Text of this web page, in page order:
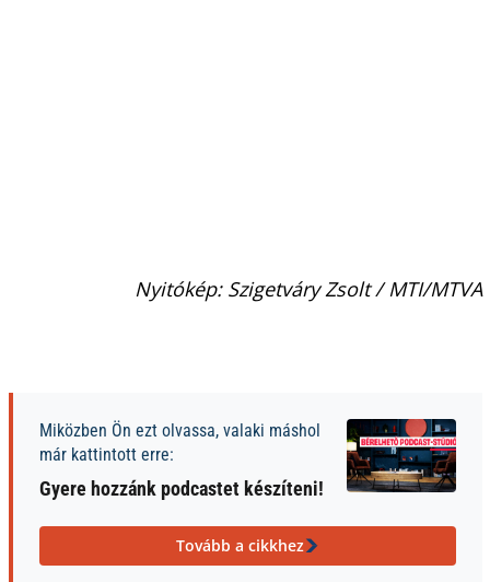
Nyitókép: Szigetváry Zsolt / MTI/MTVA
Miközben Ön ezt olvassa, valaki máshol
már kattintott erre:
Gyere hozzánk podcastet készíteni!
Tovább a cikkhez